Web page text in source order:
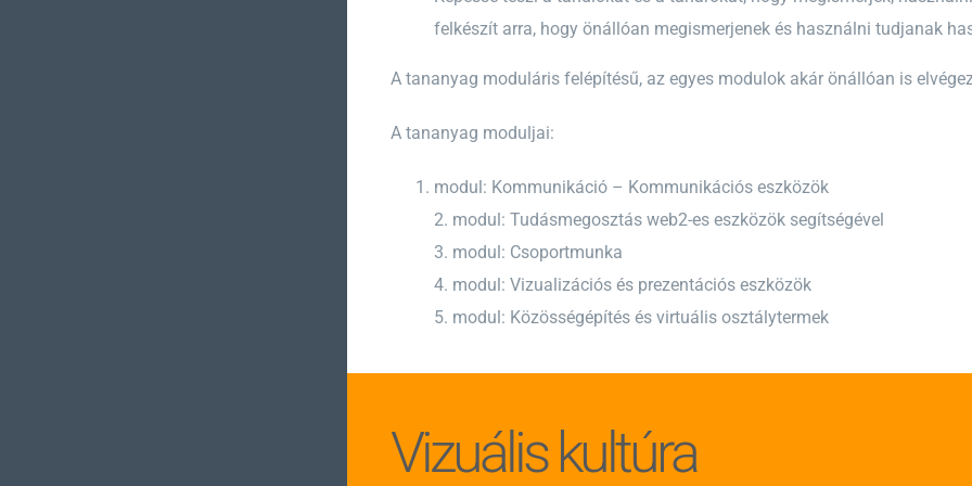
felkészít arra, hogy önállóan megismerjenek és használni tudjanak
A tananyag moduláris felépítésű, az egyes modulok akár önállóan is
A tananyag moduljai:
modul: Kommunikáció – Kommunikációs eszközök
2. modul: Tudásmegosztás web2-es eszközök segítségével
3. modul: Csoportmunka
4. modul: Vizualizációs és prezentációs eszközök
5. modul: Közösségépítés és virtuális osztálytermek
Vizuális kultúra